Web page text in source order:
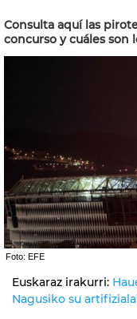
Consulta aquí las
concurso y cuáles son
Foto: EFE
Euskaraz irakurri:
Nagusiko su